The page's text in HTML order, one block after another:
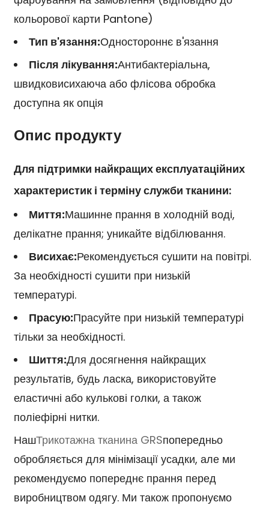
кольорової карти Pantone)
Тип в'язання:Одностороннє в'язання
Після лікування:Антибактеріальна,
швидковисихаюча або флісова обробка
доступна як опція
Опис продукту
Для підтримки найкращих експлуатаційних
характеристик і терміну служби тканини:
Миття:Машинне прання в холодній воді,
делікатне прання; уникайте відбілювання.
Висихає:Рекомендується сушити на повітрі.
За необхідності сушити при низькій
температурі.
Прасую:Прасуйте при низькій температурі
тільки за необхідності.
Шиття:Для досягнення найкращих
результатів, будь ласка, використовуйте
еластичні або кулькові голки, а також
поліефірні нитки.
НашТрикотажна тканина GRSпопередньо
обробляється для мінімізації усадки, але ми
рекомендуємо попереднє прання перед
виробництвом одягу. Ми також пропонуємо